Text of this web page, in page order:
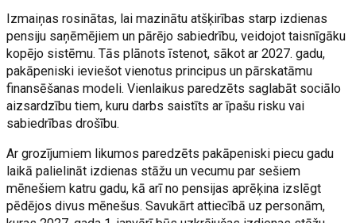
Izmaiņas rosinātas, lai mazinātu atšķirības starp izdienas
pensiju saņēmējiem un pārējo sabiedrību, veidojot taisnīgāku
kopējo sistēmu. Tās plānots īstenot, sākot ar 2027. gadu,
pakāpeniski ieviešot vienotus principus un pārskatāmu
finansēšanas modeli. Vienlaikus paredzēts saglabāt sociālo
aizsardzību tiem, kuru darbs saistīts ar īpašu risku vai
sabiedrības drošību.
Ar grozījumiem likumos paredzēts pakāpeniski piecu gadu
laikā palielināt izdienas stāžu un vecumu par sešiem
mēnešiem katru gadu, kā arī no pensijas aprēķina izslēgt
pēdējos divus mēnešus. Savukārt attiecībā uz personām,